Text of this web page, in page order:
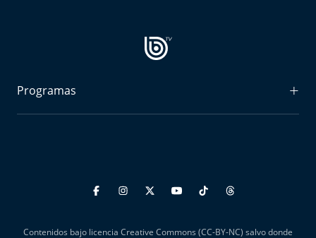
Programas
Podría Ser Peor
Contenidos bajo licencia Creative Commons (CC-BY-NC) salvo donde